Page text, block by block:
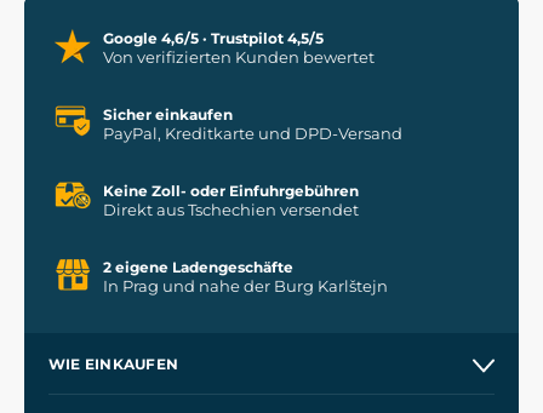
Google 4,6/5 · Trustpilot 4,5/5
Von verifizierten Kunden bewertet
Sicher einkaufen
PayPal, Kreditkarte und DPD-Versand
Keine Zoll- oder Einfuhrgebühren
Direkt aus Tschechien versendet
2 eigene Ladengeschäfte
In Prag und nahe der Burg Karlštejn
WIE EINKAUFEN